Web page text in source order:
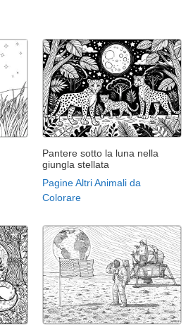
Pantere sotto la luna nella
giungla stellata
Pagine Altri Animali da
Colorare